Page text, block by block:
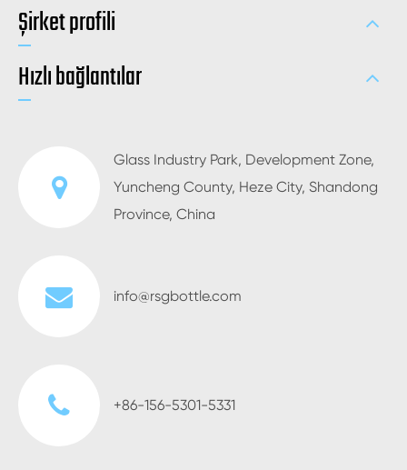
Şirket profili
Hızlı bağlantılar
Glass Industry Park, Development Zone,
Yuncheng County, Heze City, Shandong
Province, China
info@rsgbottle.com
+86-156-5301-5331